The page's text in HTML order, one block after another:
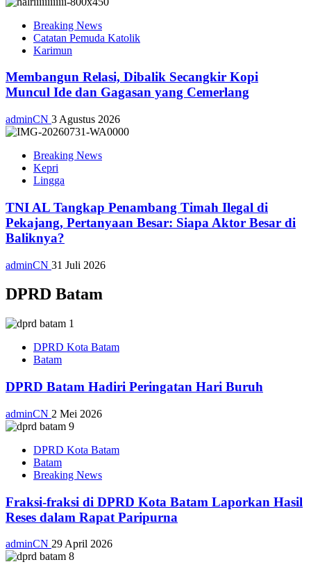
Breaking News
Catatan Pemuda Katolik
Karimun
Membangun Relasi, Dibalik Secangkir Kopi
Muncul Ide dan Gagasan yang Cemerlang
adminCN 3 Agustus 2026
Breaking News
Kepri
Lingga
TNI AL Tangkap Penambang Timah Ilegal di
Pekajang, Pertanyaan Besar: Siapa Aktor Besar di
Baliknya?
adminCN 31 Juli 2026
DPRD Batam
DPRD Kota Batam
Batam
DPRD Batam Hadiri Peringatan Hari Buruh
adminCN 2 Mei 2026
DPRD Kota Batam
Batam
Breaking News
Fraksi-fraksi di DPRD Kota Batam Laporkan Hasil
Reses dalam Rapat Paripurna
adminCN 29 April 2026